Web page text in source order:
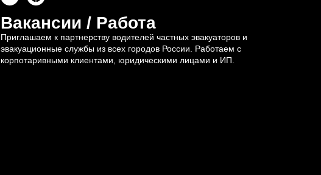
Вакансии / Работа
Приглашаем к партнерству водителей частных эвакуаторов и
эвакуационные службы из всех городов России. Работаем с
корпотаривными клиентами, юридическими лицами и ИП.